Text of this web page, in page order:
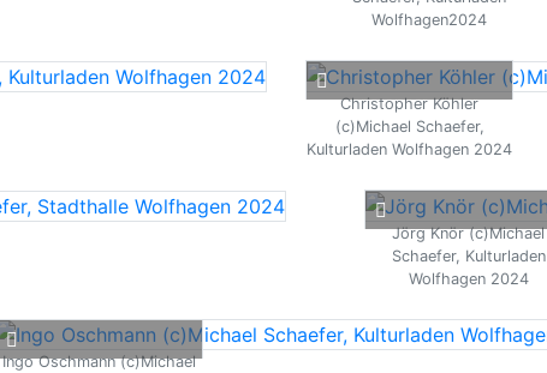
Wolfhagen2024
Christopher Köhler
(c)Michael Schaefer,
Kulturladen Wolfhagen 2024
Jörg Knör (c)Michael
Schaefer, Kulturladen
Wolfhagen 2024
Ingo Oschmann (c)Michael